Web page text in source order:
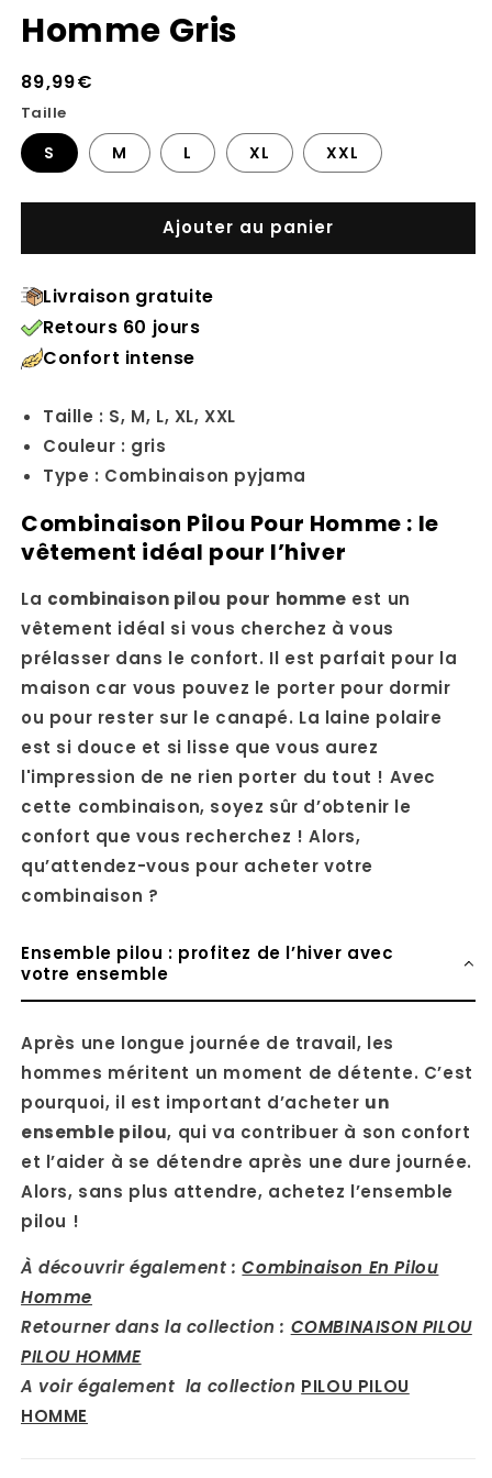
Homme Gris
Prix
habituel
89,99€
Taille
S M L XL XXL
Ajouter au panier
Livraison gratuite
Retours 60 jours
Confort intense
Taille : S, M, L, XL, XXL
Couleur : gris
Type : Combinaison pyjama
Combinaison Pilou Pour Homme : le
vêtement idéal pour l’hiver
La combinaison pilou pour homme est un
vêtement idéal si vous cherchez à vous
prélasser dans le confort. Il est parfait pour la
maison car vous pouvez le porter pour dormir
ou pour rester sur le canapé. La laine polaire
est si douce et si lisse que vous aurez
l'impression de ne rien porter du tout ! Avec
cette combinaison, soyez sûr d’obtenir le
confort que vous recherchez ! Alors,
qu’attendez-vous pour acheter votre
combinaison ?
Ensemble pilou : profitez de l’hiver avec
votre ensemble
Après une longue journée de travail, les
hommes méritent un moment de détente. C’est
pourquoi, il est important d’acheter un
ensemble pilou, qui va contribuer à son confort
et l’aider à se détendre après une dure journée.
Alors, sans plus attendre, achetez l’ensemble
pilou !
À découvrir également :Combinaison En Pilou
Homme
Retourner dans la collection : COMBINAISON PILOU
PILOU HOMME
A voir également la collection PILOU PILOU
HOMME